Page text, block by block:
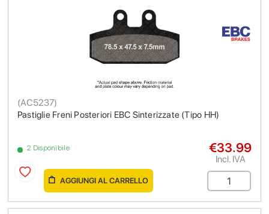
Pastiglie Freni Posteriori EBC Sinterizzate (Tipo HH)
(AC5237)
2 Disponibile €33.99
Incl. IVA
AGGIUNGI AL CARRELLO